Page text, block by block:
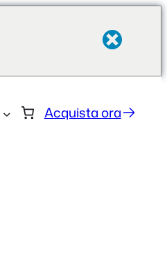
Acquista ora